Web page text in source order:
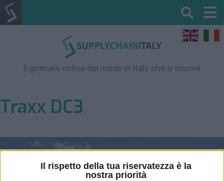
Il rispetto della tua riservatezza è la
nostra priorità
Il giornale online del made in Italy che si muove
Traxx DC3